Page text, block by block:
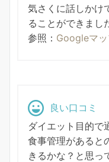
気さくに話しかけ
ることができまし
参照： Googleマ
良い口コミ
ダイエット目的で
食事管理があると
きるかな？と思っ